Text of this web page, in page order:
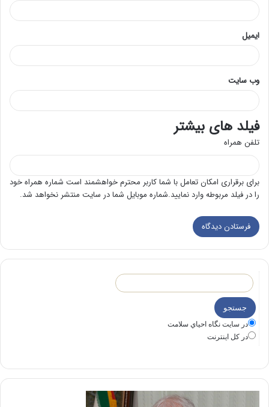
ایمیل
وب‌ سایت
فیلد های بیشتر
تلفن همراه
برای برقراری امکان تعامل با شما کاربر محترم خواهشمند است شماره همراه خود
را در فیلد مربوطه وارد نمایید.شماره موبایل شما در سایت منتشر نخواهد شد.
در سايت نگاه احياي سلامت
در كل اينترنت